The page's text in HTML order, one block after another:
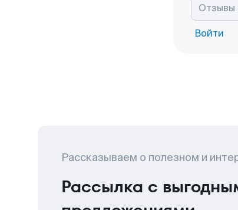
Войти
Рассказываем о полезном и
Рассылка с